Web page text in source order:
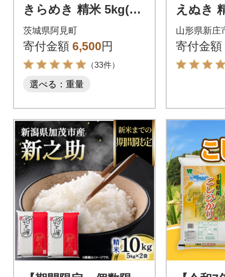
きらめき 精米 5kg(5k
g×1袋) 茨城県産のお
米
茨城県阿見町
寄付金額 6,500円
（33件）
選べる：重量
えぬき
袋 計
山形県新庄
寄付金額